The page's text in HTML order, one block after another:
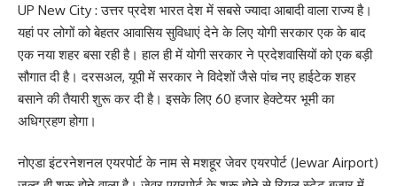
UP New City : उत्तर प्रदेश भारत देश में सबसे ज्यादा आबादी वाला राज्य है।
यहां पर लोगों को बेहतर आवासिय सुविधाएं देने के लिए योगी सरकार एक के बाद
एक नया शहर बसा रही है। हाल ही में योगी सरकार ने प्रदेशवासियों को एक बड़ी
सौगात दी है। दरसअल, यूपी में सरकार ने विदेशों जैसे पांच नए हाईटेक शहर
बसाने की तैयारी शुरू कर दी है। इसके लिए 60 हजार हेक्टेयर भूमी का
अधिग्रहण होगा।
नोएडा इंटरनेशनल एयरपोर्ट के नाम से मशहूर जेवर एयरपोर्ट (Jewar Airport)